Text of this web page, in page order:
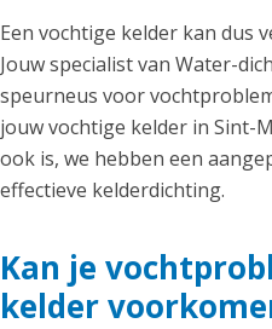
Een vochtige kelder kan dus
Jouw specialist van Water-
speurneus voor
jouw vochtige kelder in Sint-
ook is, we hebben een
effectieve kelderdichting.
Kan je
kelder